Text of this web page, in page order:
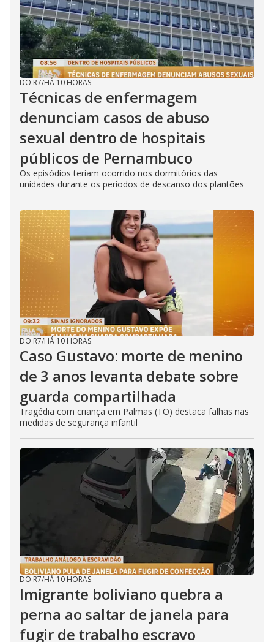
DO R7/HÁ 10 HORAS
Técnicas de enfermagem
denunciam casos de abuso
sexual dentro de hospitais
públicos de Pernambuco
Os episódios teriam ocorrido nos dormitórios das
unidades durante os períodos de descanso dos plantões
DO R7/HÁ 10 HORAS
Caso Gustavo: morte de menino
de 3 anos levanta debate sobre
guarda compartilhada
Tragédia com criança em Palmas (TO) destaca falhas nas
medidas de segurança infantil
DO R7/HÁ 10 HORAS
Imigrante boliviano quebra a
perna ao saltar de janela para
fugir de trabalho escravo